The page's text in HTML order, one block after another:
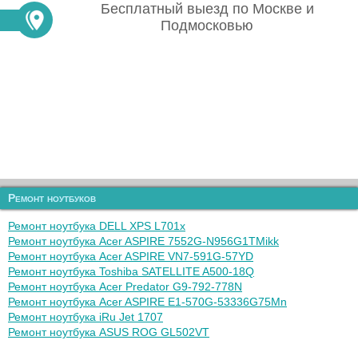
Бесплатный выезд по Москве и
Подмосковью
Ремонт ноутбуков
Ремонт ноутбука DELL XPS L701x
Ремонт ноутбука Acer ASPIRE 7552G-N956G1TMikk
Ремонт ноутбука Acer ASPIRE VN7-591G-57YD
Ремонт ноутбука Toshiba SATELLITE A500-18Q
Ремонт ноутбука Acer Predator G9-792-778N
Ремонт ноутбука Acer ASPIRE E1-570G-53336G75Mn
Ремонт ноутбука iRu Jet 1707
Ремонт ноутбука ASUS ROG GL502VT